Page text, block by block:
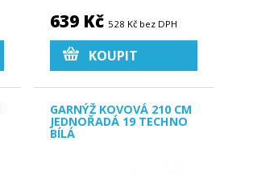
639 Kč528 Kč bez DPH
KOUPIT
GARNÝŽ KOVOVÁ 210 CM
JEDNOŘADÁ 19 TECHNO
BÍLÁ